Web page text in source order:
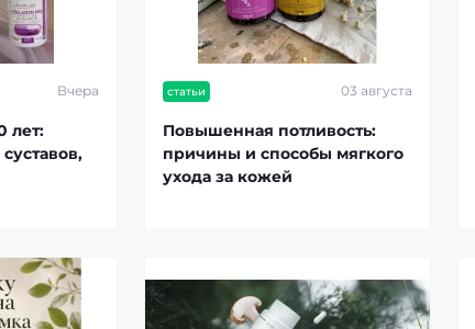
Вчера
лет:
статьи 03 августа
Повышенная потливость:
причины и способы мягкого
ухода за кожей